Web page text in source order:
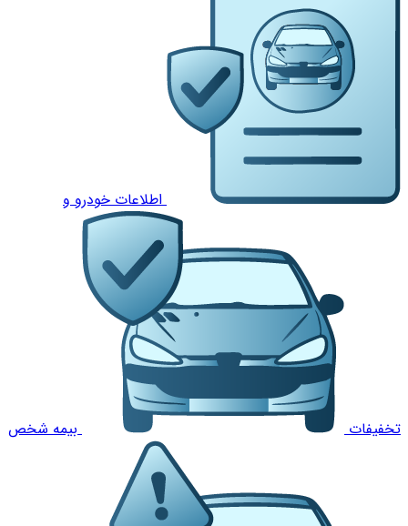
اطلاعات خودرو و
تخفیفات بیمه شخص